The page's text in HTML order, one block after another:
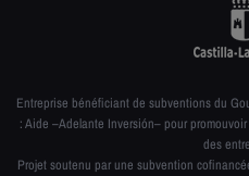
Entreprise bénéficiant de subventions du
: Aide –Adelante Inversión– pour
des
Projet soutenu par une subvention